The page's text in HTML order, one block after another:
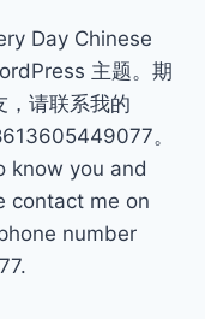
Day Chinese
主题。期
，请联系我的
。
know you and
contact me on
number